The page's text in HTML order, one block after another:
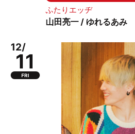
ふたりエッヂ
山田亮一 / ゆれるあみ
12/
11
FRI